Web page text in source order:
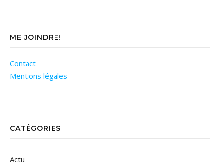
ME JOINDRE!
Contact
Mentions légales
CATÉGORIES
Actu